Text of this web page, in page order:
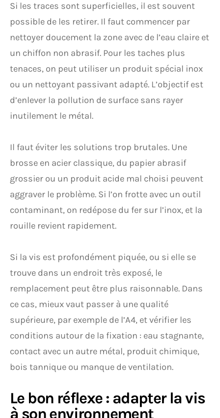
Si les traces sont superficielles, il est souvent
possible de les retirer. Il faut commencer par
nettoyer doucement la zone avec de l’eau claire et
un chiffon non abrasif. Pour les taches plus
tenaces, on peut utiliser un produit spécial inox
ou un nettoyant passivant adapté. L’objectif est
d’enlever la pollution de surface sans rayer
inutilement le métal.
Il faut éviter les solutions trop brutales. Une
brosse en acier classique, du papier abrasif
grossier ou un produit acide mal choisi peuvent
aggraver le problème. Si l’on frotte avec un outil
contaminant, on redépose du fer sur l’inox, et la
rouille revient rapidement.
Si la vis est profondément piquée, ou si elle se
trouve dans un endroit très exposé, le
remplacement peut être plus raisonnable. Dans
ce cas, mieux vaut passer à une qualité
supérieure, par exemple de l’A4, et vérifier les
conditions autour de la fixation : eau stagnante,
contact avec un autre métal, produit chimique,
bois tannique ou manque de ventilation.
Le bon réflexe : adapter la vis
à son environnement